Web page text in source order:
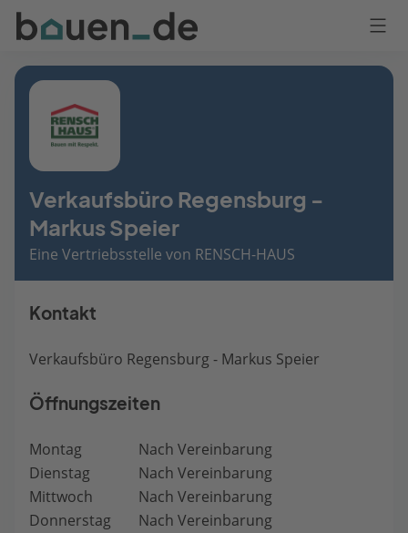
Bauen
Logo
Anmelden
Verkaufsbüro Regensburg -
Markus Speier
Eine Vertriebsstelle von RENSCH-HAUS
Kontakt
Verkaufsbüro Regensburg - Markus Speier
Öffnungszeiten
Montag
Nach Vereinbarung
Dienstag
Nach Vereinbarung
Mittwoch
Nach Vereinbarung
Donnerstag
Nach Vereinbarung